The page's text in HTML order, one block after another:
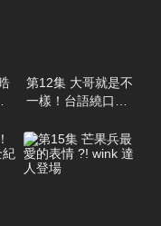
第12集 大哥就是不
一樣！台語繞口令